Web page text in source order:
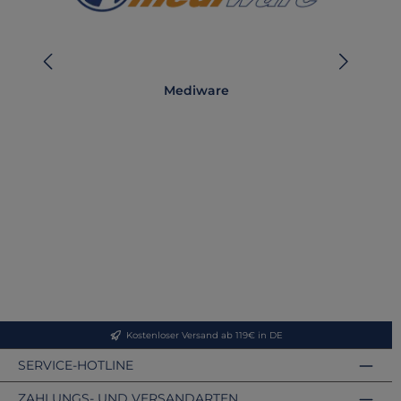
Mediware
Kostenloser Versand ab 119€ in DE
SERVICE-HOTLINE